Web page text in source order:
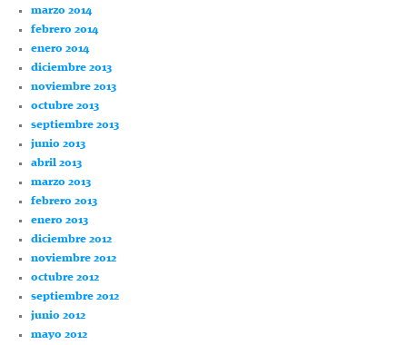
marzo 2014
febrero 2014
enero 2014
diciembre 2013
noviembre 2013
octubre 2013
septiembre 2013
junio 2013
abril 2013
marzo 2013
febrero 2013
enero 2013
diciembre 2012
noviembre 2012
octubre 2012
septiembre 2012
junio 2012
mayo 2012